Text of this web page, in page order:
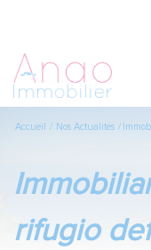
Accueil Nos Actualités
immobiliare, il valore di
rifugio